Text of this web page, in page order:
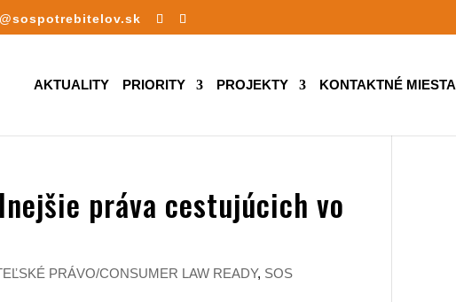
AKTUALITY PRIORITY PROJEKTY KONTAKTNÉ MIESTA
práva cestujúcich vo
PRÁVO/CONSUMER LAW READY, SOS